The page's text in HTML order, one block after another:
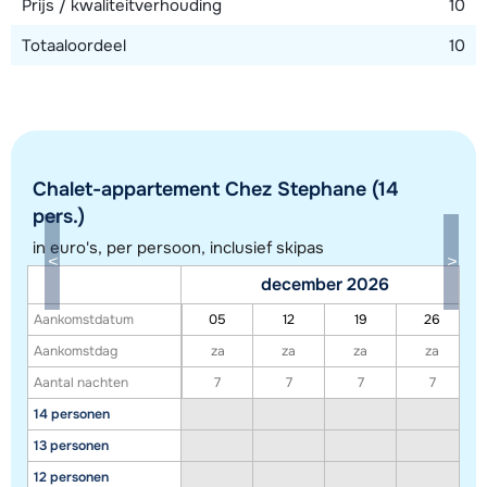
Toon alle accommodaties in dit gebied
Deze kaart geeft een indicatie van de ligging van onze accommodaties. De
exacte locatie kan enigszins afwijken.
Prijs / kwaliteitverhouding
10
Totaaloordeel
10
Chalet-appartement Chez Stephane (14
pers.)
in euro's, per persoon, inclusief skipas
Aankomstdatum
Aankomstdag
Aantal nachten
14 personen
13 personen
12 personen
december 2026
05 12 19
26
za
za za
za
7
7 7 7